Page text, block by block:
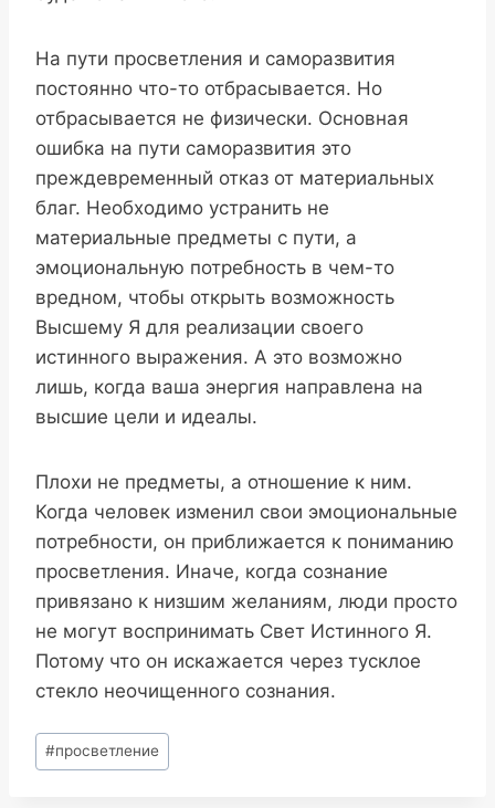
На пути просветления и саморазвития
постоянно что-то отбрасывается. Но
отбрасывается не физически. Основная
ошибка на пути саморазвития это
преждевременный отказ от материальных
благ. Необходимо устранить не
материальные предметы с пути, а
эмоциональную потребность в чем-то
вредном, чтобы открыть возможность
Высшему Я для реализации своего
истинного выражения. А это возможно
лишь, когда ваша энергия направлена на
высшие цели и идеалы.
Плохи не предметы, а отношение к ним.
Когда человек изменил свои эмоциональные
потребности, он приближается к пониманию
просветления. Иначе, когда сознание
привязано к низшим желаниям, люди просто
не могут воспринимать Свет Истинного Я.
Потому что он искажается через тусклое
стекло неочищенного сознания.
Метки
записи:
#просветление